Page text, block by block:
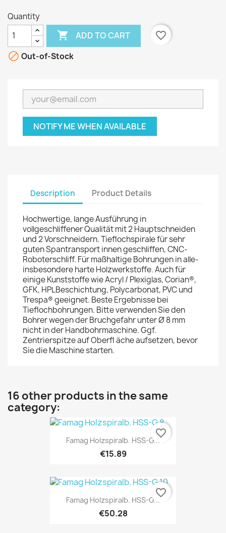
Quantity
 ADD TO CART
favorite_border
 Out-of-Stock
NOTIFY ME WHEN AVAILABLE
Description Product Details
Hochwertige, lange Ausführung in
vollgeschliffener Qualität mit 2 Hauptschneiden
und 2 Vorschneidern. Tieflochspirale für sehr
guten Spantransport innen geschliffen, CNC-
Roboterschliff. Für maßhaltige Bohrungen in alle-
insbesondere harte Holzwerkstoffe. Auch für
einige Kunststoffe wie Acryl / Plexiglas, Corian®,
GFK, HPLBeschichtung, Polycarbonat, PVC und
Trespa® geeignet. Beste Ergebnisse bei
Tieflochbohrungen. Bitte verwenden Sie den
Bohrer wegen der Bruchgefahr unter Ø 8 mm
nicht in der Handbohrmaschine. Ggf.
Zentrierspitze auf Oberfl äche aufsetzen, bevor
Sie die Maschine starten.
16 other products in the same
category:
Famag Holzspiralb. HSS-G...
€15.89
favorite_border
Famag Holzspiralb. HSS-G...
€50.28
favorite_border